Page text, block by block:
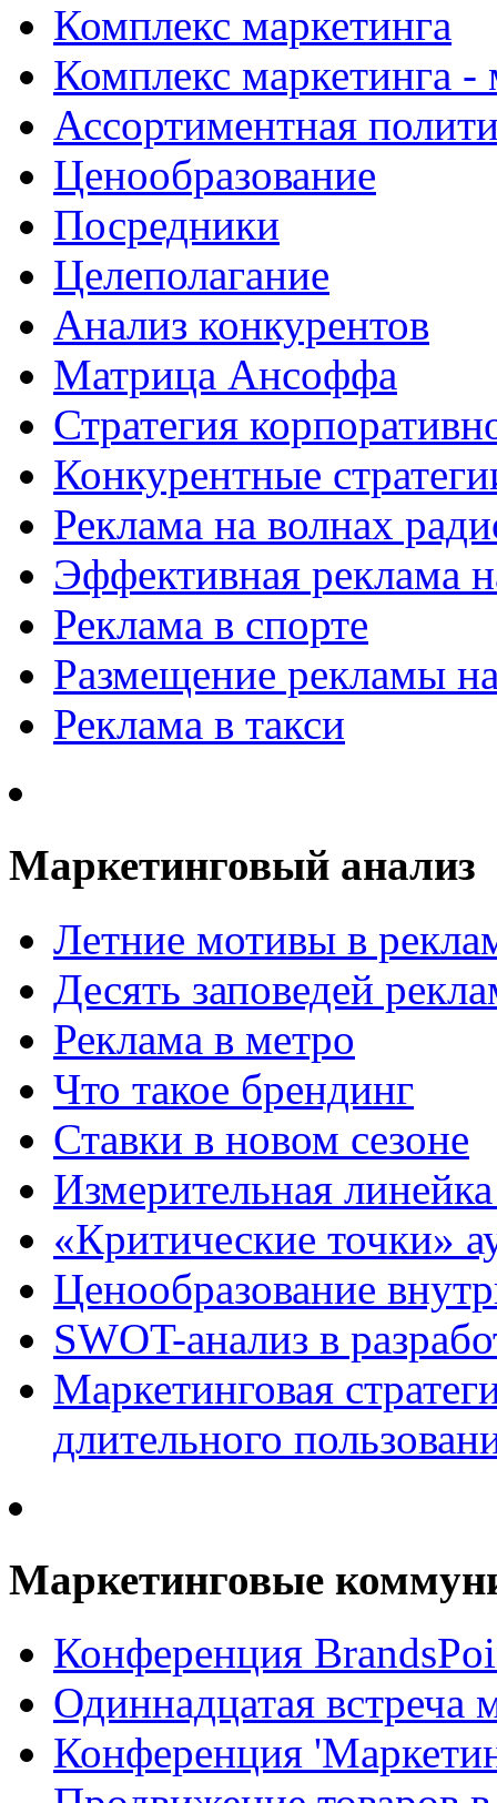
Комплекс маркетинга
Комплекс маркетинга
Ассортиментная
Ценообразование
Посредники
Целеполагание
Анализ конкурентов
Матрица Ансоффа
Стратегия
Конкурентные
Реклама на волнах
Эффективная реклама
Реклама в спорте
Размещение рекламы
Реклама в такси
Маркетинговый анализ
Летние мотивы в
Десять заповедей
Реклама в метро
Что такое брендинг
Ставки в новом сезоне
Измерительная
«Критические точки»
Ценообразование
SWOT-анализ в
Маркетинговая
длительного
Маркетинговые
Конференция
Одиннадцатая
Конференция